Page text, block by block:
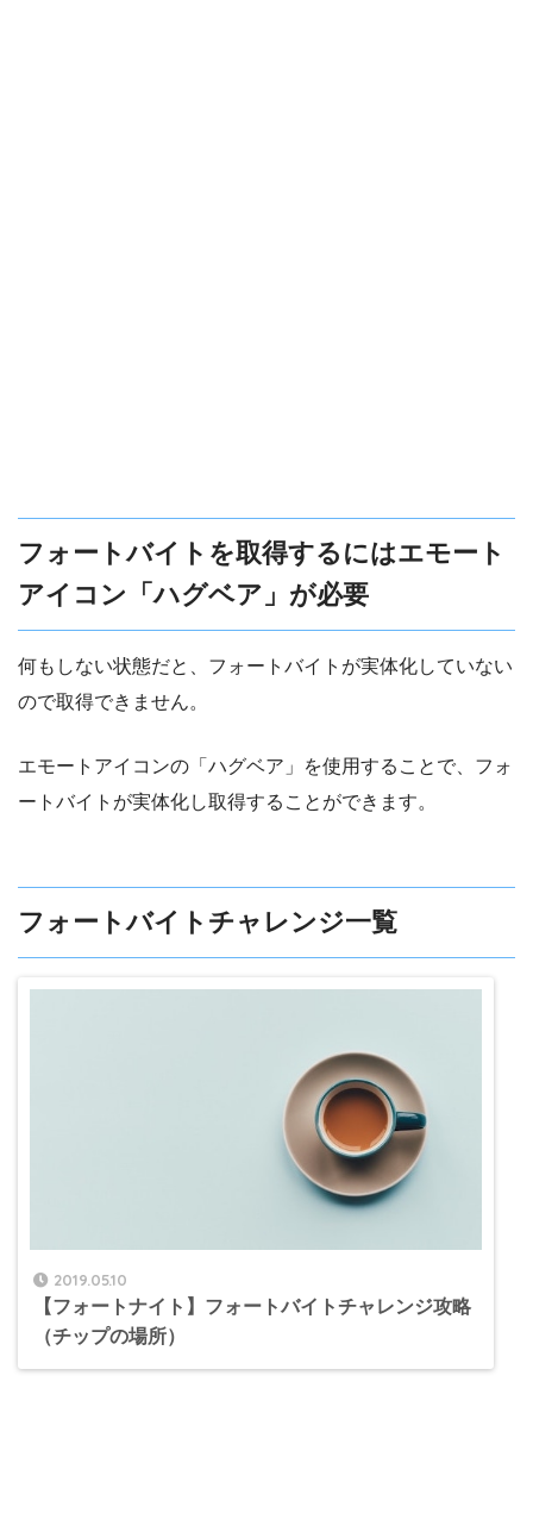
フォートバイトを取得するにはエモート
アイコン「ハグベア」が必要
何もしない状態だと、フォートバイトが実体化していない
ので取得できません。
エモートアイコンの「ハグベア」を使用することで、フォ
ートバイトが実体化し取得することができます。
フォートバイトチャレンジ一覧
2019.05.10
【フォートナイト】フォートバイトチャレンジ攻略
（チップの場所）